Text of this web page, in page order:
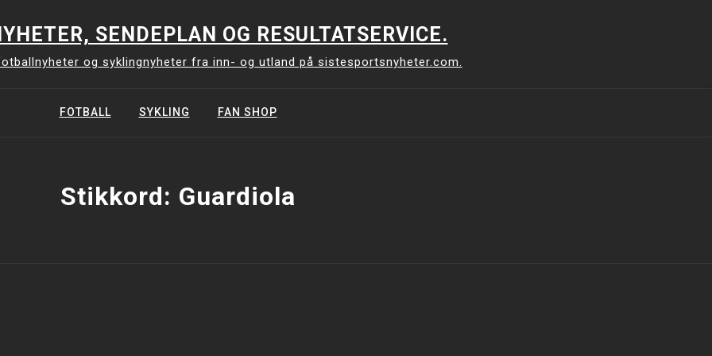
SENDEPLAN OG RESULTATSERVICE.
og syklingnyheter fra inn- og utland på sistesportsnyheter.com.
FOTBALL SYKLING FAN SHOP
Stikkord: Guardiola